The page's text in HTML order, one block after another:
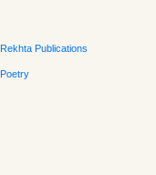
Rekhta Publications
Poetry